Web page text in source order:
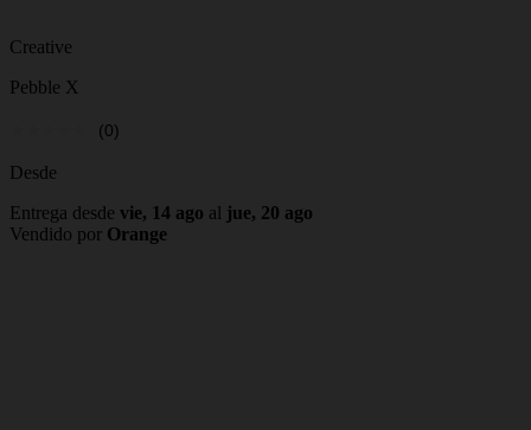
Creative
Pebble X
(0)
Desde
Entrega desde vie, 14 ago al jue, 20 ago
Vendido por Orange